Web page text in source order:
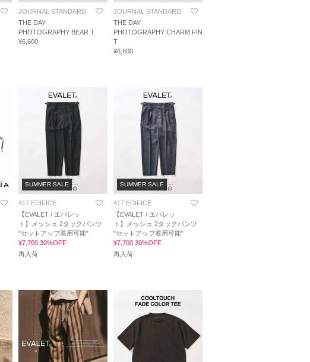
JOURNAL STANDARD
THE DAY
PHOTOGRAPHY BEAR T
¥6,600
JOURNAL STANDARD
THE DAY
PHOTOGRAPHY CHARM FIN
T
¥6,600
SUMMER SALE
417 EDIFICE
【EVALET / エバレッ
ト】メッシュ 2タックパンツ
"セットアップ着用可能"
¥7,700 30%OFF
再入荷
SUMMER SALE
417 EDIFICE
【EVALET / エバレッ
ト】メッシュ 2タックパンツ
"セットアップ着用可能"
¥7,700 30%OFF
再入荷